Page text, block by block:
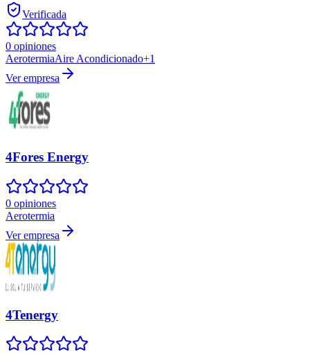
Verificada
0 opiniones
AerotermiaAire Acondicionado+1
Ver empresa
4Fores Energy
0 opiniones
Aerotermia
Ver empresa
4Tenergy